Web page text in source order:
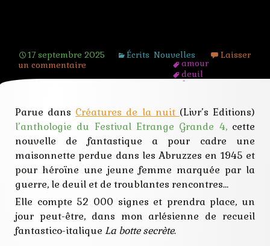
17 septembre 2025 Écrits Nouvelles
amour
deuil
fantastique
hantise
historique
nouvelle
passe
Laisser
un commentaire
Parue dans Créatures de la nuit (Livr’s Editions)
l’anthologie du Festival Etrange Grande 4, cette
nouvelle de fantastique a pour cadre une
maisonnette perdue dans les Abruzzes en 1945 et
pour héroïne une jeune femme marquée par la
guerre, le deuil et de troublantes rencontres…
Elle compte 52 000 signes et prendra place, un
jour peut-être, dans mon arlésienne de recueil
fantastico-italique La botte secrète.